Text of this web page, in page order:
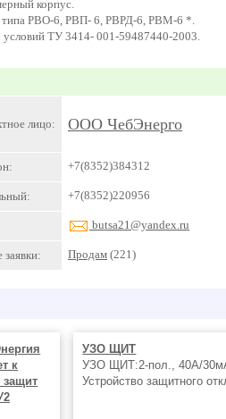
корпус.
типа РВО-6, РВП- 6, РВРД-6, РВМ-6 *.
условий ТУ 3414- 001-59487440-2003.
лицо: ООО ЧебЭнерго
+7(8352)384312
+7(8352)220956
butsa21@yandex.ru
заявки: Продам (221)
к
защит
УЗО ЩИТ
УЗО ЩИТ:2-пол., 40А/
Устройство защитного